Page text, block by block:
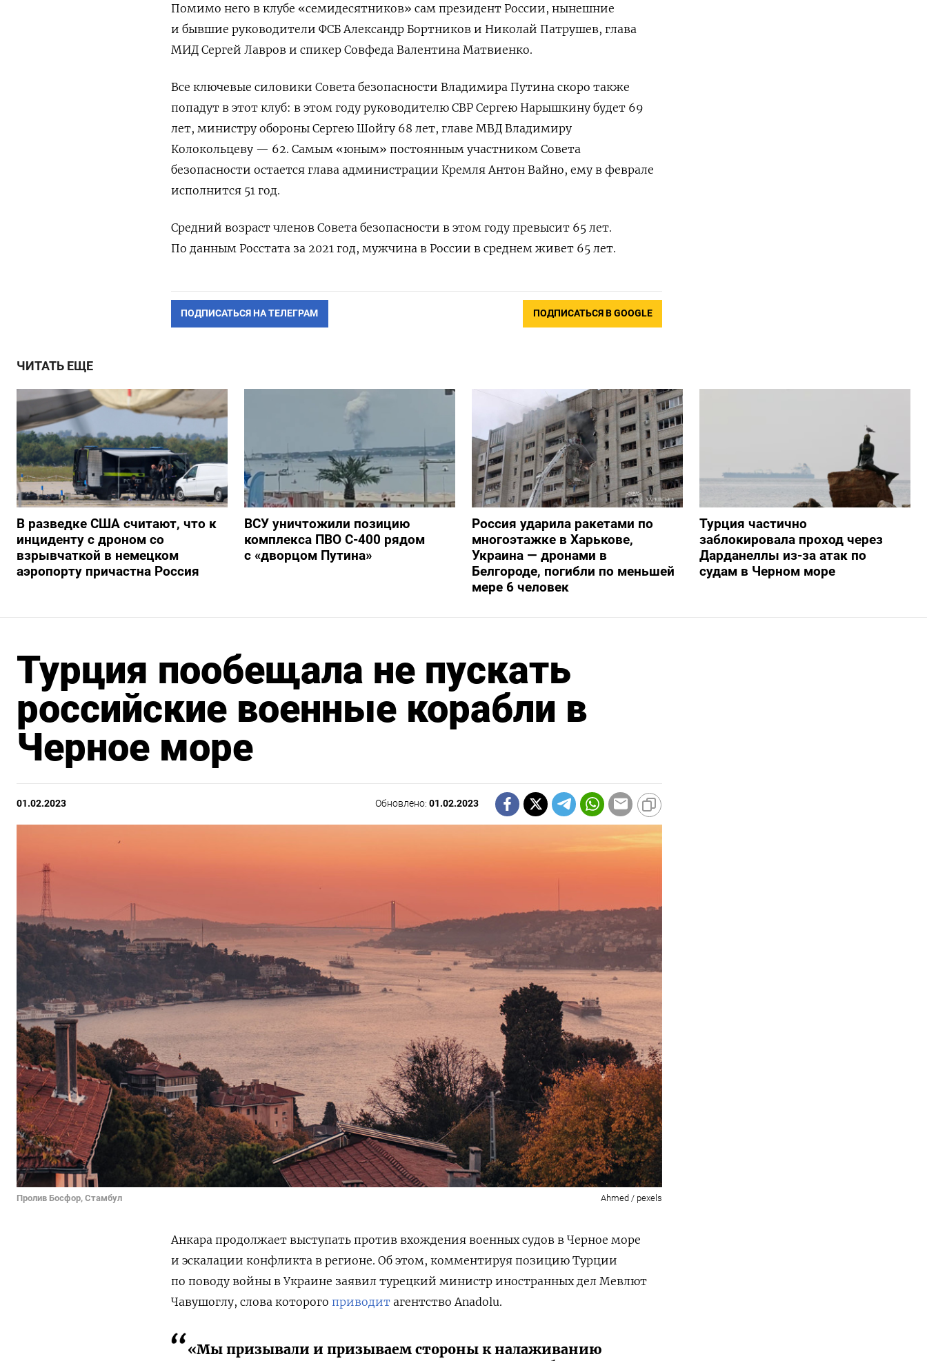
Помимо него в клубе «семидесятников» сам президент России, нынешние
и бывшие руководители ФСБ Александр Бортников и Николай Патрушев, глава
МИД Сергей Лавров и спикер Совфеда Валентина Матвиенко.
Все ключевые силовики Совета безопасности Владимира Путина скоро также
попадут в этот клуб: в этом году руководителю СВР Сергею Нарышкину будет 69
лет, министру обороны Сергею Шойгу 68 лет, главе МВД Владимиру
Колокольцеву — 62. Самым «юным» постоянным участником Совета
безопасности остается глава администрации Кремля Антон Вайно, ему в феврале
исполнится 51 год.
Средний возраст членов Совета безопасности в этом году превысит 65 лет.
По данным Росстата за 2021 год, мужчина в России в среднем живет 65 лет.
ПОДПИСАТЬСЯ НА ТЕЛЕГРАМ ПОДПИСАТЬСЯ В GOOGLE
ЧИТАТЬ ЕЩЕ
В разведке США считают, что к
инциденту с дроном со
взрывчаткой в немецком
аэропорту причастна Россия
ВСУ уничтожили позицию
комплекса ПВО С-400 рядом
с «дворцом Путина»
Россия ударила ракетами по
многоэтажке в Харькове,
Украина — дронами в
Белгороде, погибли по меньшей
мере 6 человек
Турция частично
заблокировала проход через
Дарданеллы из-за атак по
судам в Черном море
Турция пообещала не пускать
российские военные корабли в
Черное море
01.02.2023 Обновлено:01.02.2023
Пролив Босфор, Стамбул Ahmed / pexels
Анкара продолжает выступать против вхождения военных судов в Черное море
и эскалации конфликта в регионе. Об этом, комментируя позицию Турции
по поводу войны в Украине заявил турецкий министр иностранных дел Мевлют
Чавушоглу, слова которого приводит агентство Anadolu.
«Мы призывали и призываем стороны к налаживанию